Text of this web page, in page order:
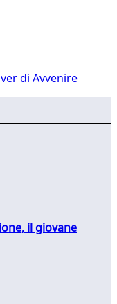
di Avvenire
il giovane